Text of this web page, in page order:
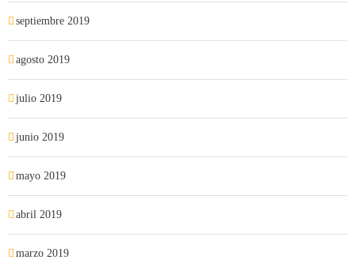
septiembre 2019
agosto 2019
julio 2019
junio 2019
mayo 2019
abril 2019
marzo 2019